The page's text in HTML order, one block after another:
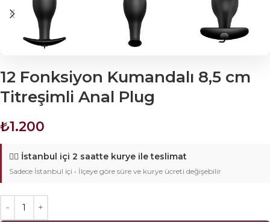
12 Fonksiyon Kumandalı 8,5 cm
Titreşimli Anal Plug
₺1.200
🚴‍♂️ İstanbul içi 2 saatte kurye ile teslimat
Sadece İstanbul içi • İlçeye göre süre ve kurye ücreti değişebilir